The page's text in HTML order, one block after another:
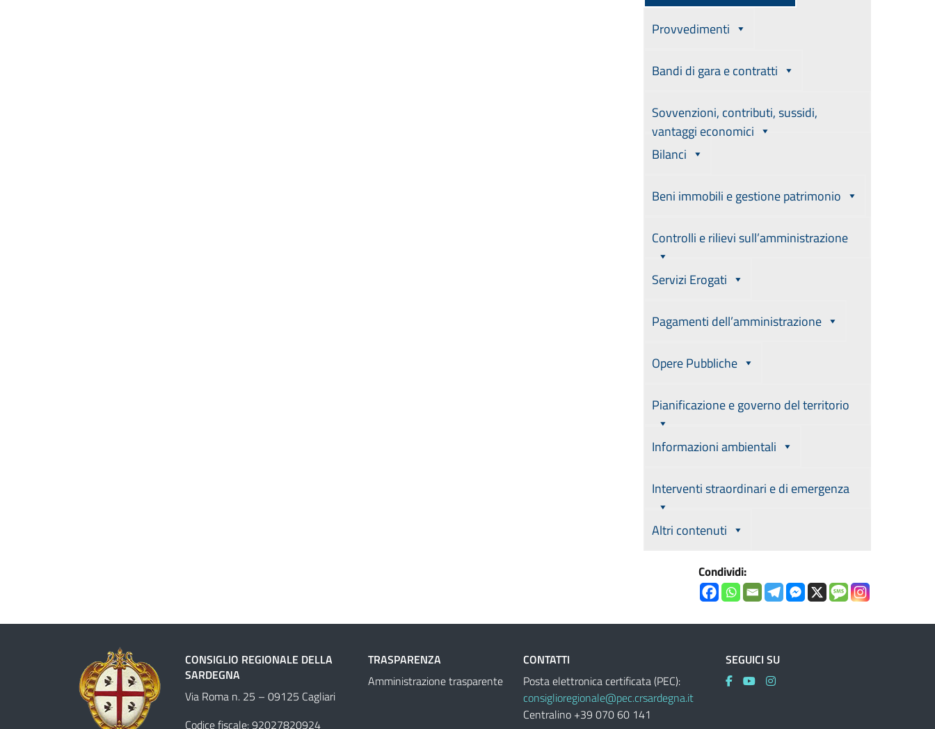
Provvedimenti
Bandi di gara e contratti
Sovvenzioni, contributi, sussidi,
vantaggi economici
Bilanci
Beni immobili e gestione patrimonio
Controlli e rilievi sull’amministrazione
Servizi Erogati
Pagamenti dell’amministrazione
Opere Pubbliche
Pianificazione e governo del territorio
Informazioni ambientali
Interventi straordinari e di emergenza
Altri contenuti
Condividi:
CONSIGLIO REGIONALE DELLA
SARDEGNA
Via Roma n. 25 – 09125 Cagliari
Codice fiscale: 92027820924
TRASPARENZA
Amministrazione trasparente
CONTATTI
Posta elettronica certificata (PEC):
consiglioregionale@pec.crsardegna.it
Centralino +39 070 60 141
SEGUICI SU